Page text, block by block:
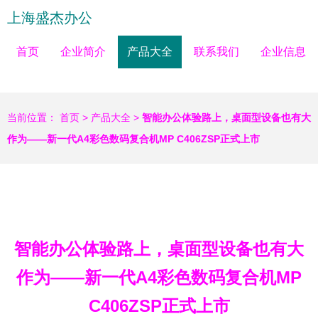
上海盛杰办公
首页 企业简介 产品大全 联系我们 企业信息
当前位置： 首页 > 产品大全 > 智能办公体验路上，桌面型设备也有大
作为——新一代A4彩色数码复合机MP C406ZSP正式上市
智能办公体验路上，桌面型设备也有大
作为——新一代A4彩色数码复合机MP
C406ZSP正式上市